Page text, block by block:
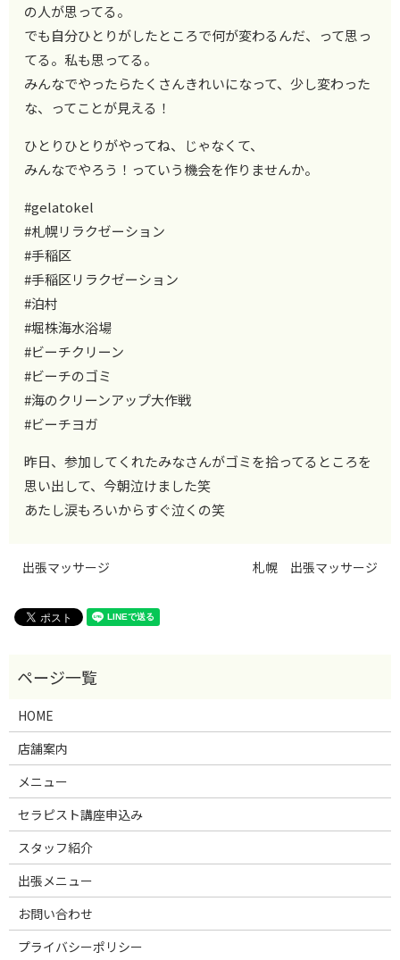
の人が思ってる。
でも自分ひとりがしたところで何が変わるんだ、って思っ
てる。私も思ってる。
みんなでやったらたくさんきれいになって、少し変わった
な、ってことが見える！
ひとりひとりがやってね、じゃなくて、
みんなでやろう！っていう機会を作りませんか。
#gelatokel
#札幌リラクゼーション
#手稲区
#手稲区リラクゼーション
#泊村
#堀株海水浴場
#ビーチクリーン
#ビーチのゴミ
#海のクリーンアップ大作戦
#ビーチヨガ
昨日、参加してくれたみなさんがゴミを拾ってるところを
思い出して、今朝泣けました笑
あたし涙もろいからすぐ泣くの笑
出張マッサージ 札幌 出張マッサージ
HOME
店舗案内
メニュー
セラピスト講座申込み
スタッフ紹介
出張メニュー
お問い合わせ
プライバシーポリシー